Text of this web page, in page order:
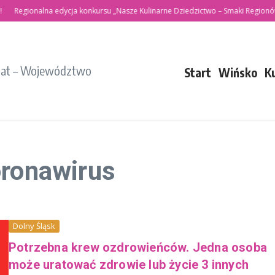
edycja konkursu „Nasze Kulinarne Dziedzictwo – Smaki Regionów”
– Województwo Start Wińsko
Dolny Śląsk
Potrzebna krew ozdrowieńców. Jedna osoba
może uratować zdrowie lub życie 3 innych